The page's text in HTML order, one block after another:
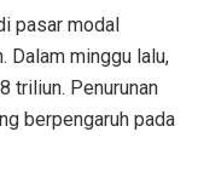
pasar modal
Dalam minggu lalu,
triliun. Penurunan
berpengaruh pada